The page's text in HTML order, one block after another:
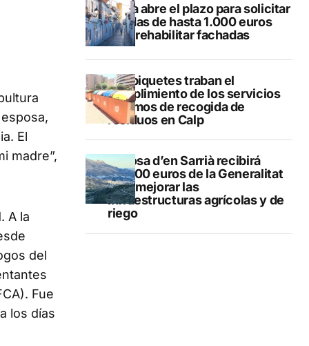
El
madre”,
A la
del
Fue
los días
Altea abre el plazo para solicitar
ayudas de hasta 1.000 euros
para rehabilitar fachadas
Los piquetes traban el
cumplimiento de los servicios
mínimos de recogida de
residuos en Calp
Callosa d’en Sarrià recibirá
40.000 euros de la Generalitat
para mejorar las
infraestructuras agrícolas y de
riego